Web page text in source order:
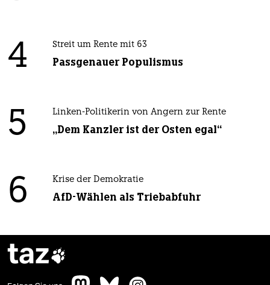
4 Streit um Rente mit 63
Passgenauer Populismus
5 Linken-Politikerin von Angern zur Rente
„Dem Kanzler ist der Osten egal“
6 Krise der Demokratie
AfD-Wählen als Triebabfuhr
taz